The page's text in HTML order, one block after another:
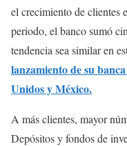
el crecimiento de clientes
periodo, el banco sumó
tendencia sea similar en
lanzamiento de su
Unidos y México.
A más clientes, mayor
Depósitos y fondos de